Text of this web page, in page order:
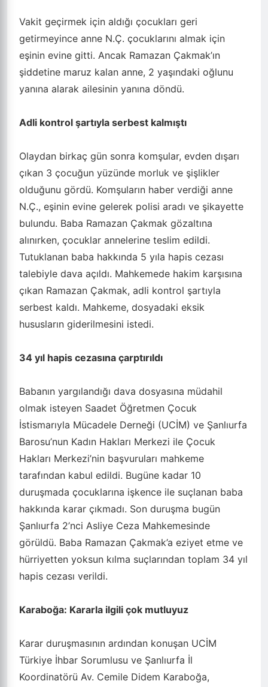
Vakit geçirmek için aldığı çocukları geri
getirmeyince anne N.Ç. çocuklarını almak için
eşinin evine gitti. Ancak Ramazan Çakmak’ın
şiddetine maruz kalan anne, 2 yaşındaki oğlunu
yanına alarak ailesinin yanına döndü.
Adli kontrol şartıyla serbest kalmıştı
Olaydan birkaç gün sonra komşular, evden dışarı
çıkan 3 çocuğun yüzünde morluk ve şişlikler
olduğunu gördü. Komşuların haber verdiği anne
N.Ç., eşinin evine gelerek polisi aradı ve şikayette
bulundu. Baba Ramazan Çakmak gözaltına
alınırken, çocuklar annelerine teslim edildi.
Tutuklanan baba hakkında 5 yıla hapis cezası
talebiyle dava açıldı. Mahkemede hakim karşısına
çıkan Ramazan Çakmak, adli kontrol şartıyla
serbest kaldı. Mahkeme, dosyadaki eksik
hususların giderilmesini istedi.
34 yıl hapis cezasına çarptırıldı
Babanın yargılandığı dava dosyasına müdahil
olmak isteyen Saadet Öğretmen Çocuk
İstismarıyla Mücadele Derneği (UCİM) ve Şanlıurfa
Barosu’nun Kadın Hakları Merkezi ile Çocuk
Hakları Merkezi’nin başvuruları mahkeme
tarafından kabul edildi. Bugüne kadar 10
duruşmada çocuklarına işkence ile suçlanan baba
hakkında karar çıkmadı. Son duruşma bugün
Şanlıurfa 2’nci Asliye Ceza Mahkemesinde
görüldü. Baba Ramazan Çakmak’a eziyet etme ve
hürriyetten yoksun kılma suçlarından toplam 34 yıl
hapis cezası verildi.
Karaboğa: Kararla ilgili çok mutluyuz
Karar duruşmasının ardından konuşan UCİM
Türkiye İhbar Sorumlusu ve Şanlıurfa İl
Koordinatörü Av. Cemile Didem Karaboğa,